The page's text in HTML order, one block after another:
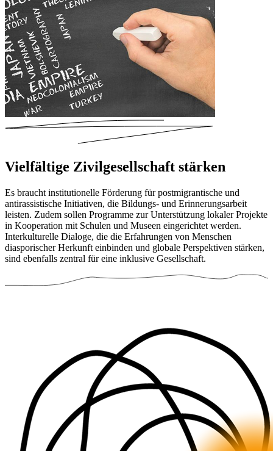
Vielfältige Zivilgesellschaft stärken
Es braucht institutionelle Förderung für postmigrantische und
antirassistische Initiativen, die Bildungs- und Erinnerungsarbeit
leisten. Zudem sollen Programme zur Unterstützung lokaler Projekte
in Kooperation mit Schulen und Museen eingerichtet werden.
Interkulturelle Dialoge, die die Erfahrungen von Menschen
diasporischer Herkunft einbinden und globale Perspektiven stärken,
sind ebenfalls zentral für eine inklusive Gesellschaft.